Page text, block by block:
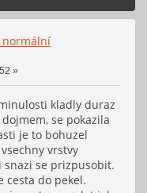
normální
»
kladly duraz
se pokazila
je to bohuzel
vrstvy
snazi se prizpusobit.
cesta do pekel.